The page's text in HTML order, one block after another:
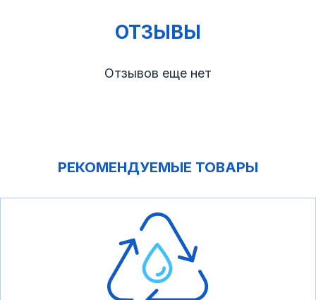
ОТЗЫВЫ
Отзывов еще нет
РЕКОМЕНДУЕМЫЕ ТОВАРЫ